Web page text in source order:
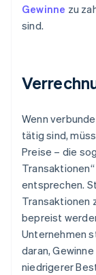
Gewinne zu
sind.
Wenn
tätig sind,
Preise – die
entsprechen.
Transaktionen
bepreist
Unternehmen
daran,
niedrigerer